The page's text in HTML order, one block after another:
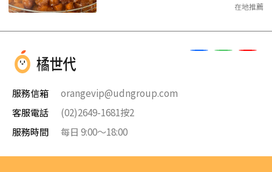
在地推薦
服務信箱
orangevip@udngroup.com
客服電話
(02)2649-1681按2
服務時間
每日 9:00～18:00